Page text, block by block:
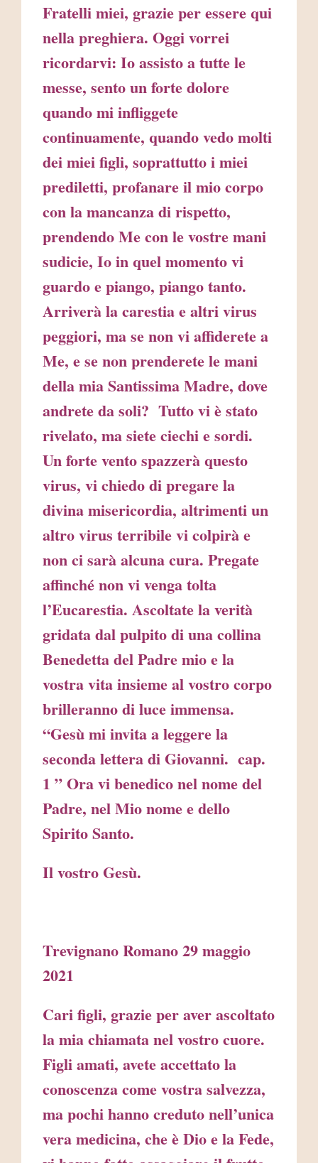
Fratelli miei, grazie per essere qui
nella preghiera. Oggi vorrei
ricordarvi: Io assisto a tutte le
messe, sento un forte dolore
quando mi infliggete
continuamente, quando vedo molti
dei miei figli, soprattutto i miei
prediletti, profanare il mio corpo
con la mancanza di rispetto,
prendendo Me con le vostre mani
sudicie, Io in quel momento vi
guardo e piango, piango tanto.
Arriverà la carestia e altri virus
peggiori, ma se non vi affiderete a
Me, e se non prenderete le mani
della mia Santissima Madre, dove
andrete da soli? Tutto vi è stato
rivelato, ma siete ciechi e sordi.
Un forte vento spazzerà questo
virus, vi chiedo di pregare la
divina misericordia, altrimenti un
altro virus terribile vi colpirà e
non ci sarà alcuna cura. Pregate
affinché non vi venga tolta
l’Eucarestia. Ascoltate la verità
gridata dal pulpito di una collina
Benedetta del Padre mio e la
vostra vita insieme al vostro corpo
brilleranno di luce immensa.
“Gesù mi invita a leggere la
seconda lettera di Giovanni. cap.
1 ” Ora vi benedico nel nome del
Padre, nel Mio nome e dello
Spirito Santo.
Il vostro Gesù.
Trevignano Romano 29 maggio
2021
Cari figli, grazie per aver ascoltato
la mia chiamata nel vostro cuore.
Figli amati, avete accettato la
conoscenza come vostra salvezza,
ma pochi hanno creduto nell’unica
vera medicina, che è Dio e la Fede,